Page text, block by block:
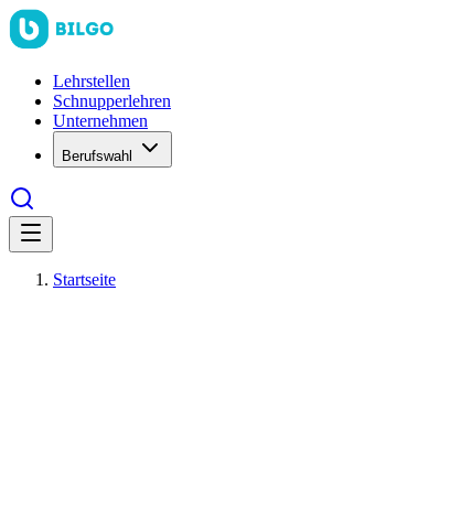
Lehrstellen
Schnupperlehren
Unternehmen
Berufswahl
Startseite